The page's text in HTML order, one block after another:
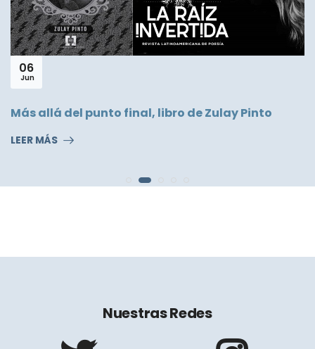
29
Ene
Miel para la boca del asno, de Nilton Santiago
LEER MÁS
Nuestras Redes